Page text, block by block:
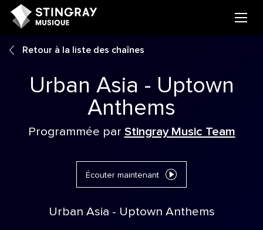
Retour à la liste des chaînes
Urban Asia - Uptown
Anthems
Programmée par Stingray Music Team
Écouter maintenant
Urban Asia - Uptown Anthems